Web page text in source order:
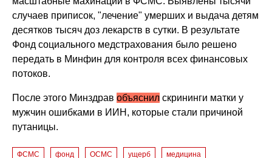
случаев приписок, "лечение" умерших и выдача детям
десятков тысяч доз лекарств в сутки. В результате
Фонд социального медстрахования было решено
передать в Минфин для контроля всех финансовых
потоков.
После этого Минздравобъяснил скрининги матки у
мужчин ошибками в ИИН, которые стали причиной
путаницы.
ФСМС фонд ОСМС ущерб медицина